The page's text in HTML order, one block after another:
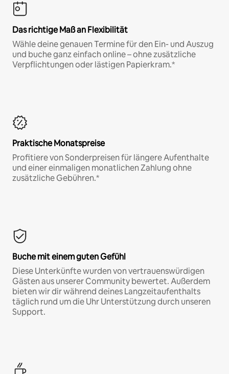
Das richtige Maß an Flexibilität
Wähle deine genauen Termine für den Ein- und Auszug
und buche ganz einfach online – ohne zusätzliche
Verpflichtungen oder lästigen Papierkram.*
Praktische Monatspreise
Profitiere von Sonderpreisen für längere Aufenthalte
und einer einmaligen monatlichen Zahlung ohne
zusätzliche Gebühren.*
Buche mit einem guten Gefühl
Diese Unterkünfte wurden von vertrauenswürdigen
Gästen aus unserer Community bewertet. Außerdem
bieten wir dir während deines Langzeitaufenthalts
täglich rund um die Uhr Unterstützung durch unseren
Support.